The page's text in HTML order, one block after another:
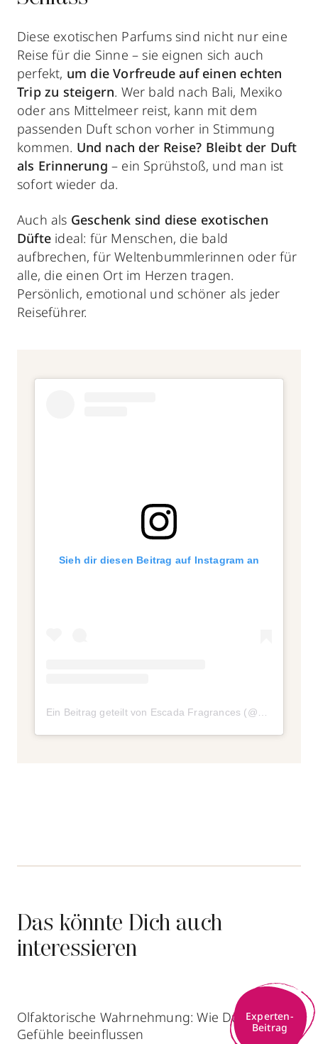
Diese exotischen Parfums sind nicht nur eine
Reise für die Sinne – sie eignen sich auch
perfekt, um die Vorfreude auf einen echten
Trip zu steigern. Wer bald nach Bali, Mexiko
oder ans Mittelmeer reist, kann mit dem
passenden Duft schon vorher in Stimmung
kommen. Und nach der Reise? Bleibt der Duft
als Erinnerung – ein Sprühstoß, und man ist
sofort wieder da.
Auch als Geschenk sind diese exotischen
Düfte ideal: für Menschen, die bald
aufbrechen, für Weltenbummlerinnen oder für
alle, die einen Ort im Herzen tragen.
Persönlich, emotional und schöner als jeder
Reiseführer.
Sieh dir diesen Beitrag auf Instagram an
Ein Beitrag geteilt von Escada Fragrances (@escadafragrances)
Das könnte Dich auch
interessieren
Experten-
Beitrag
Olfaktorische Wahrnehmung: Wie Düfte unsere
Gefühle beeinflussen